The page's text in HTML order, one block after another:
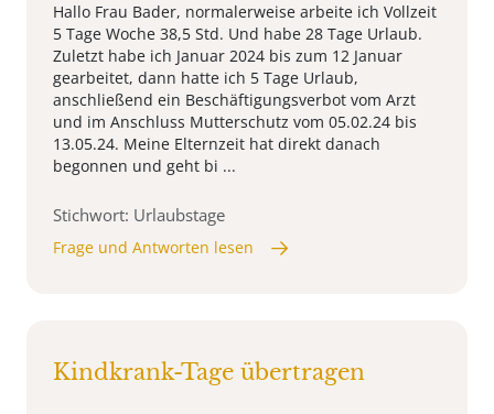
Hallo Frau Bader, normalerweise arbeite ich Vollzeit
5 Tage Woche 38,5 Std. Und habe 28 Tage Urlaub.
Zuletzt habe ich Januar 2024 bis zum 12 Januar
gearbeitet, dann hatte ich 5 Tage Urlaub,
anschließend ein Beschäftigungsverbot vom Arzt
und im Anschluss Mutterschutz vom 05.02.24 bis
13.05.24. Meine Elternzeit hat direkt danach
begonnen und geht bi ...
Stichwort: Urlaubstage
Frage und Antworten lesen
Kindkrank-Tage übertragen